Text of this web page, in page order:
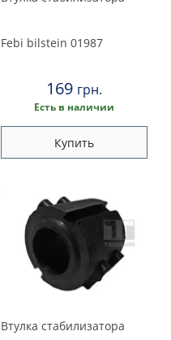
Febi bilstein 01987
169 грн.
Есть в наличии
Купить
Втулка стабилизатора